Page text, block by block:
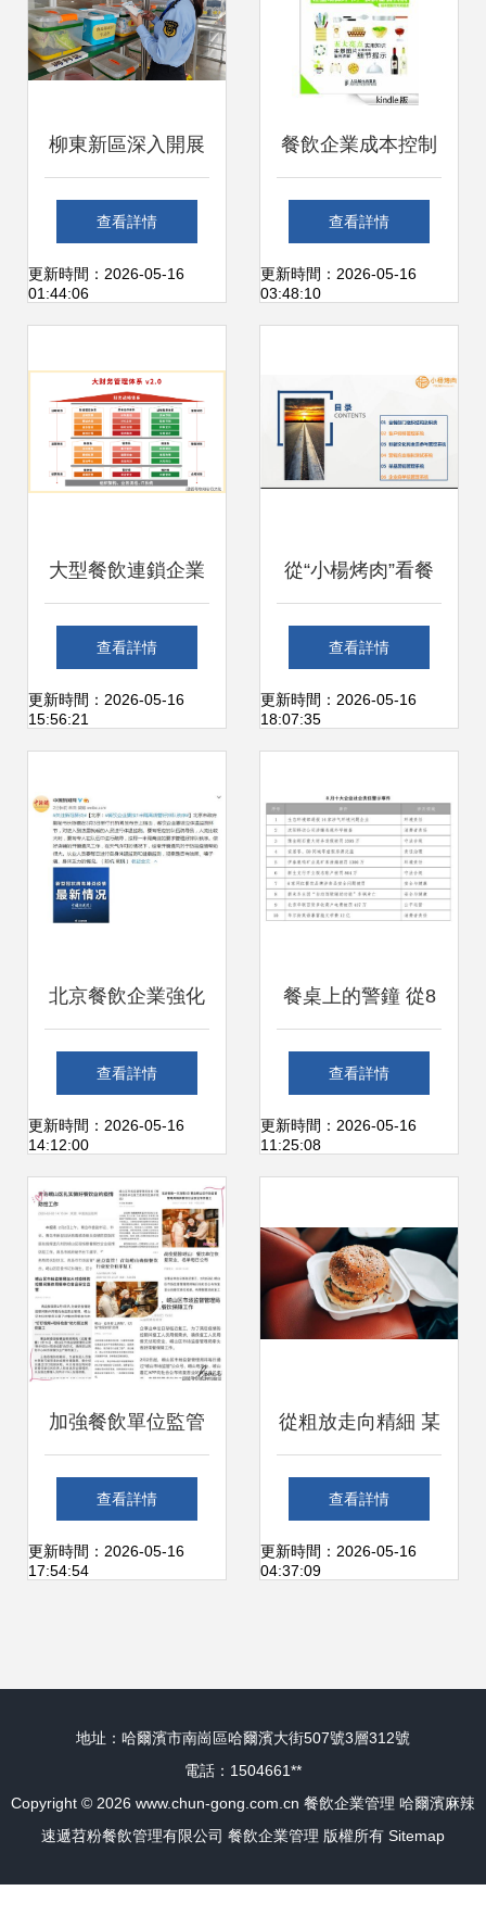
柳東新區深入開展
食品安全“十大攻堅
行動” 餐飲企業管
查看詳情
更新時間：2026-05-16
01:44:06
餐飲企業成本控制
手冊（圖解版） 高
效管理的關鍵支柱
查看詳情
更新時間：2026-05-16
03:48:10
大型餐飲連鎖企業
攜手金財，升級財
務治理，打通資本
查看詳情
更新時間：2026-05-16
15:56:21
從“小楊烤肉”看餐
飲酒店標準化數據
化管理實踐——第
示
查看詳情
更新時間：2026-05-16
18:07:35
北京餐飲企業強化
管理 1米隔離線護
航排隊秩序與食品
安全經營
查看詳情
更新時間：2026-05-16
14:12:00
餐桌上的警鐘 從8
月食安事件看餐飲
企業社會責任與管
查看詳情
更新時間：2026-05-16
11:25:08
加強餐飲單位監管
保障復工企業食品
安全
查看詳情
更新時間：2026-05-16
17:54:54
從粗放走向精細 某
快速發展期餐飲企
業人力資源管理的
查看詳情
更新時間：2026-05-16
04:37:09
地址：哈爾濱市南崗區哈爾濱大街507號3層312號
電話：1504661**
Copyright © 2026 www.chun-gong.com.cn 餐飲企業管理 哈爾濱麻辣
速遞苕粉餐飲管理有限公司 餐飲企業管理 版權所有 Sitemap